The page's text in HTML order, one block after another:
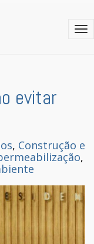
T
g
a
i
o
evitar
, Construção e
,